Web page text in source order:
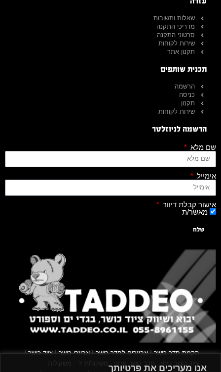
אנו מעריכים את פרטיותך
שאלות ותשובות
מדריכי התקנה
סרטוני התקנה
שירות לקוחות
תקנון אתר
תכנית שותפים
הרשמה
כניסה
תקנון
שירות לקוחות
הרשמה לניוזלטר
שם מלא
אימייל
אישור קבלת דיוור
מאשר/ת
שלח
הקמת חדר כושר|אביזרים לחדר כושר|אביזרי כושר|ציוד כושר|
ציוד כושר ביתי חדר כושר פרטי משקולות יד
משקולות